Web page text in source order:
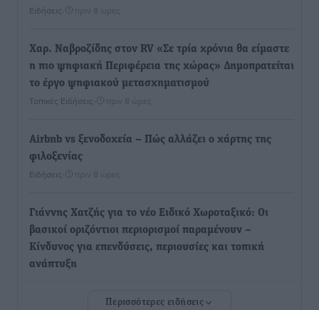
Ειδήσεις πριν 8 ώρες
Χαρ. Ναβροζίδης στον RV «Σε τρία χρόνια θα είμαστε
η πιο ψηφιακή Περιφέρεια της χώρας» Δημοπρατείται
το έργο ψηφιακού μετασχηματισμού
Τοπικές Ειδήσεις πριν 8 ώρες
Airbnb vs ξενοδοχεία – Πώς αλλάζει ο χάρτης της
φιλοξενίας
Ειδήσεις πριν 8 ώρες
Γιάννης Χατζής για το νέο Ειδικό Χωροταξικό: Οι
βασικοί οριζόντιοι περιορισμοί παραμένουν –
Κίνδυνος για επενδύσεις, περιουσίες και τοπική
ανάπτυξη
Περισσότερες ειδήσεις